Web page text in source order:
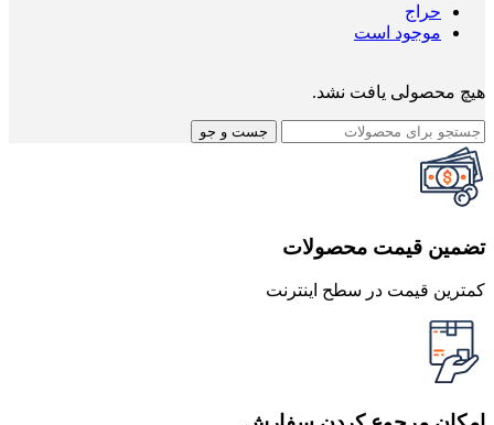
حراج
موجود است
هیچ محصولی یافت نشد.
جست و جو
تضمین قیمت محصولات
کمترین قیمت در سطح اینترنت